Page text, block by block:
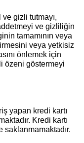
gizli tutmayı,
ve gizliliğin
tamamının veya
veya yetkisiz
önlemek için
özeni göstermeyi
yapan kredi kartı
Kredi kartı